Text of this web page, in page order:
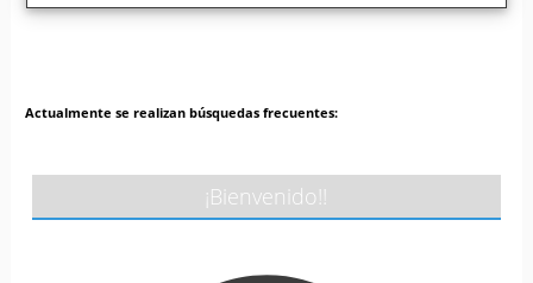
Actualmente se realizan búsquedas frecuentes:
¡Bienvenido!!